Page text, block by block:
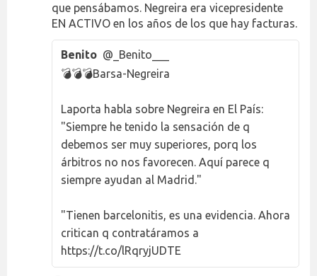
que pensábamos. Negreira era vicepresidente
EN ACTIVO en los años de los que hay facturas.
Benito @_Benito___
💣💣💣Barsa-Negreira
Laporta habla sobre Negreira en El País:
"Siempre he tenido la sensación de q
debemos ser muy superiores, porq los
árbitros no nos favorecen. Aquí parece q
siempre ayudan al Madrid."
"Tienen barcelonitis, es una evidencia. Ahora
critican q contratáramos a
https://t.co/lRqryjUDTE